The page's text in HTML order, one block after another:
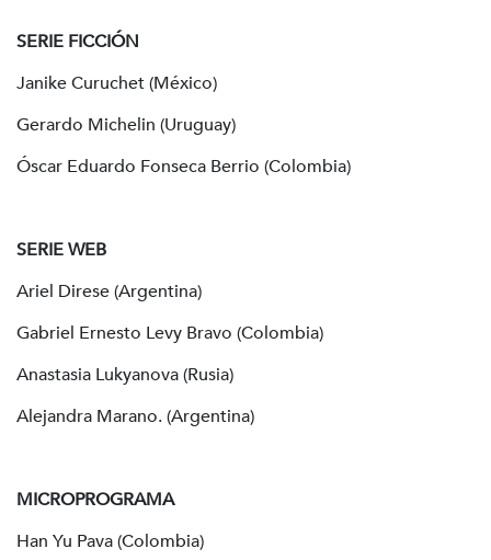
SERIE FICCIÓN
Janike Curuchet (México)
Gerardo Michelin (Uruguay)
Óscar Eduardo Fonseca Berrio (Colombia)
SERIE WEB
Ariel Direse (Argentina)
Gabriel Ernesto Levy Bravo (Colombia)
Anastasia Lukyanova (Rusia)
Alejandra Marano. (Argentina)
MICROPROGRAMA
Han Yu Pava (Colombia)